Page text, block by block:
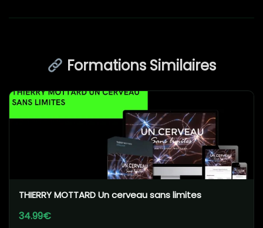
Formations Similaires
THIERRY MOTTARD Un cerveau sans limites
34.99€